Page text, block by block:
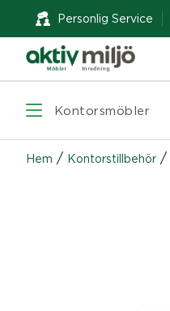
Personlig Service
Kontorsmöbler
Hem / Kontorstillbehör /